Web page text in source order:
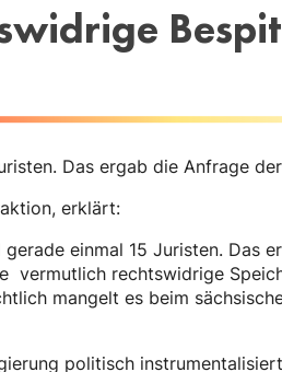
Das ergab die Anfrage
erklärt:
einmal 15 Juristen. Das
vermutlich rechtswidrige
mangelt es beim
politisch